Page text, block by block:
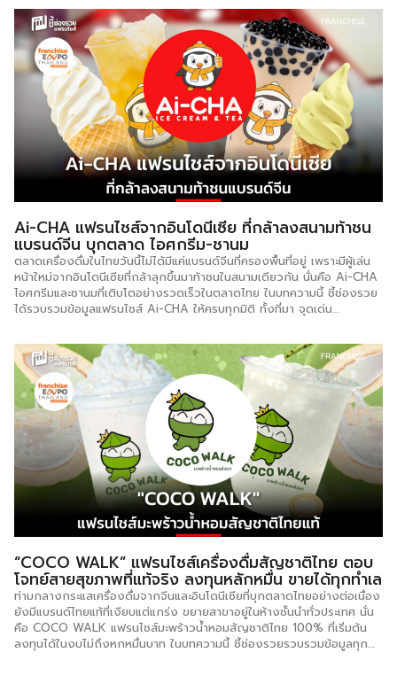
Ai-CHA แฟรนไชส์จากอินโดนีเซีย ที่กล้าลงสนามท้าชน
แบรนด์จีน บุกตลาด ไอศกรีม-ชานม
ตลาดเครื่องดื่มในไทยวันนี้ไม่ได้มีแค่แบรนด์จีนที่ครองพื้นที่อยู่ เพราะมีผู้เล่น
หน้าใหม่จากอินโดนีเซียที่กล้าลุกขึ้นมาท้าชนในสนามเดียวกัน นั่นคือ Ai-CHA
ไอศกรีมและชานมที่เติบโตอย่างรวดเร็วในตลาดไทย ในบทความนี้ ชี้ช่องรวย
ได้รวบรวมข้อมูลแฟรนไชส์ Ai-CHA ให้ครบทุกมิติ ทั้งที่มา จุดเด่น
โครงสร้างการลงทุน และสิ่งที่ต้องรู้ก่อนตัดสินใจ Ai-CHA คืออะไร มาจาก
ชื่อมาจาก 2 คำ คือ “Ai” ที่แปลว่ารักในภาษาจีน และ “Cha” ที่แปลว่าชา มี
เอกลักษณ์โดดเด่นด้วยมาสคอตนกเพนกวินในโทนสีแดง แบรนด์ถือกำเนิด
โดยพี่น้องตระกูล Lie โดยเปิดสาขาแรกเมื่อเดือนสิงหาคม 2565 และเพียง
4 เดือนก็ขยายตลาดเข้าสู่ประเทศไทยในเดือนธันวาคมของปีเดียวกัน จากนั้น
Ai-CHA เปิดสาขาแรกในไทยที่ซอยรามคำแหง 24 ในเดือนมิถุนายน 2566
และขยายในรูปแบบในอีก 5 เดือนต่อมา ทำไม Ai-CHA ถึงกล้าท้าชนแบรนด์
จีน? ในตลาดที่แบรนด์จีนอย่าง MIXUE และ WEDRINK กำลังขยายสาขา
อย่างรุกหนัก Ai-CHA เลือกใช้จุดแข็งที่แตกต่างออกไป จุดเด่นของ […]
“COCO WALK” แฟรนไชส์เครื่องดื่มสัญชาติไทย ตอบ
โจทย์สายสุขภาพที่แท้จริง ลงทุนหลักหมื่น ขายได้ทุกทำเล
ท่ามกลางกระแสเครื่องดื่มจากจีนและอินโดนีเซียที่บุกตลาดไทยอย่างต่อเนื่อง
ยังมีแบรนด์ไทยแท้ที่เงียบแต่แกร่ง ขยายสาขาอยู่ในห้างชั้นนำทั่วประเทศ นั่น
คือ COCO WALK แฟรนไชส์มะพร้าวน้ำหอมสัญชาติไทย 100% ที่เริ่มต้น
ลงทุนได้ในงบไม่ถึงหกหมื่นบาท ในบทความนี้ ชี้ช่องรวยรวบรวมข้อมูลทุก
ด้านของ COCO WALK ไว้ครบถ้วน เพื่อช่วยให้คุณตัดสินใจได้อย่างมี